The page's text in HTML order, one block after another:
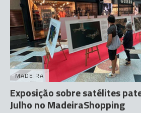
MADEIRA
Exposição sobre satélites
Julho no MadeiraShopping